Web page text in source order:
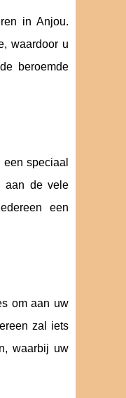
in Anjou.
waardoor u
beroemde
speciaal
aan de vele
een
om aan uw
zal iets
waarbij uw